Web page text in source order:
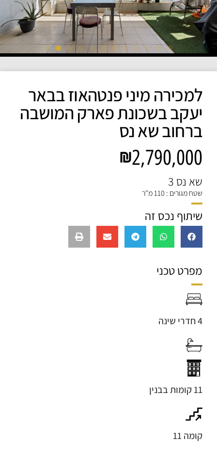
למכירה מיני פנטהאוז בבאר
יעקב בשכונת פארק המושבה
ברחוב שא נס
2,790,000
שא נס 3
שטח מגורים : 110 מ"ר
שיתוף נכס זה
מפרט טכני
11 קומות בבנין
קומה 11